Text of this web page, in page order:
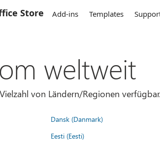
Store Add-ins Templates
weltweit
von Ländern/Regionen
Dansk (Danmark)
Eesti (Eesti)